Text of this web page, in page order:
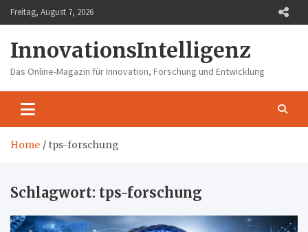
Skip
to
Freitag, August 7, 2026
InnovationsIntelligenz
Das Online-Magazin für Innovation, Forschung und Entwicklung
Home tps-forschung
Schlagwort: tps-forschung